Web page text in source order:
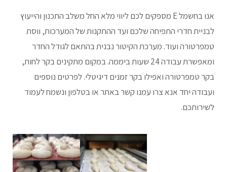
אנו בחשמל E מספקים לכם ליווי מלא החל משלב התכנון והייעוץ
לבניית חדרי התפיחה שלכם ועד ההתקנות של המערכות, ווסת
טמפרטורה ועוד. מערכת הקיטור נבנית בהתאם לגודל החדר
ומאפשרת עבודה 24 שעות ביממה. במקום מתקינים בקר לחות,
בקר טמפרטורה ואפילו בקר זמנים דיגיטלי. לפרטים נוספים
ועבודה יחד אנא צרו עמנו קשר באתר או בטלפון ונשמח לעמוד
לשירותכם.